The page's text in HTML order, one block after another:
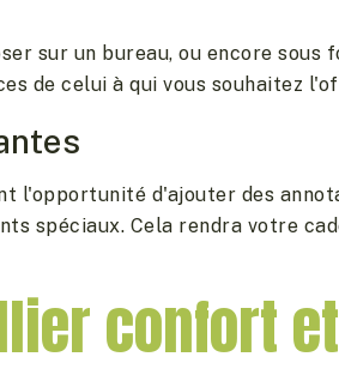
sur un bureau, ou encore
de celui à qui vous souhaitez
l'opportunité d'ajouter des
spéciaux. Cela rendra votre
confort